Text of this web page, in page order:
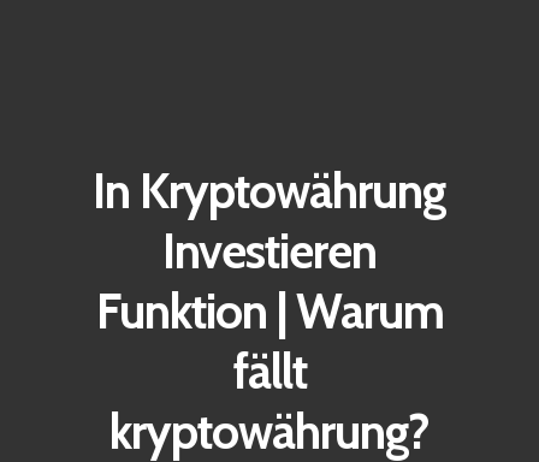
In Kryptowährung
Investieren
Funktion | Warum
fällt
kryptowährung?